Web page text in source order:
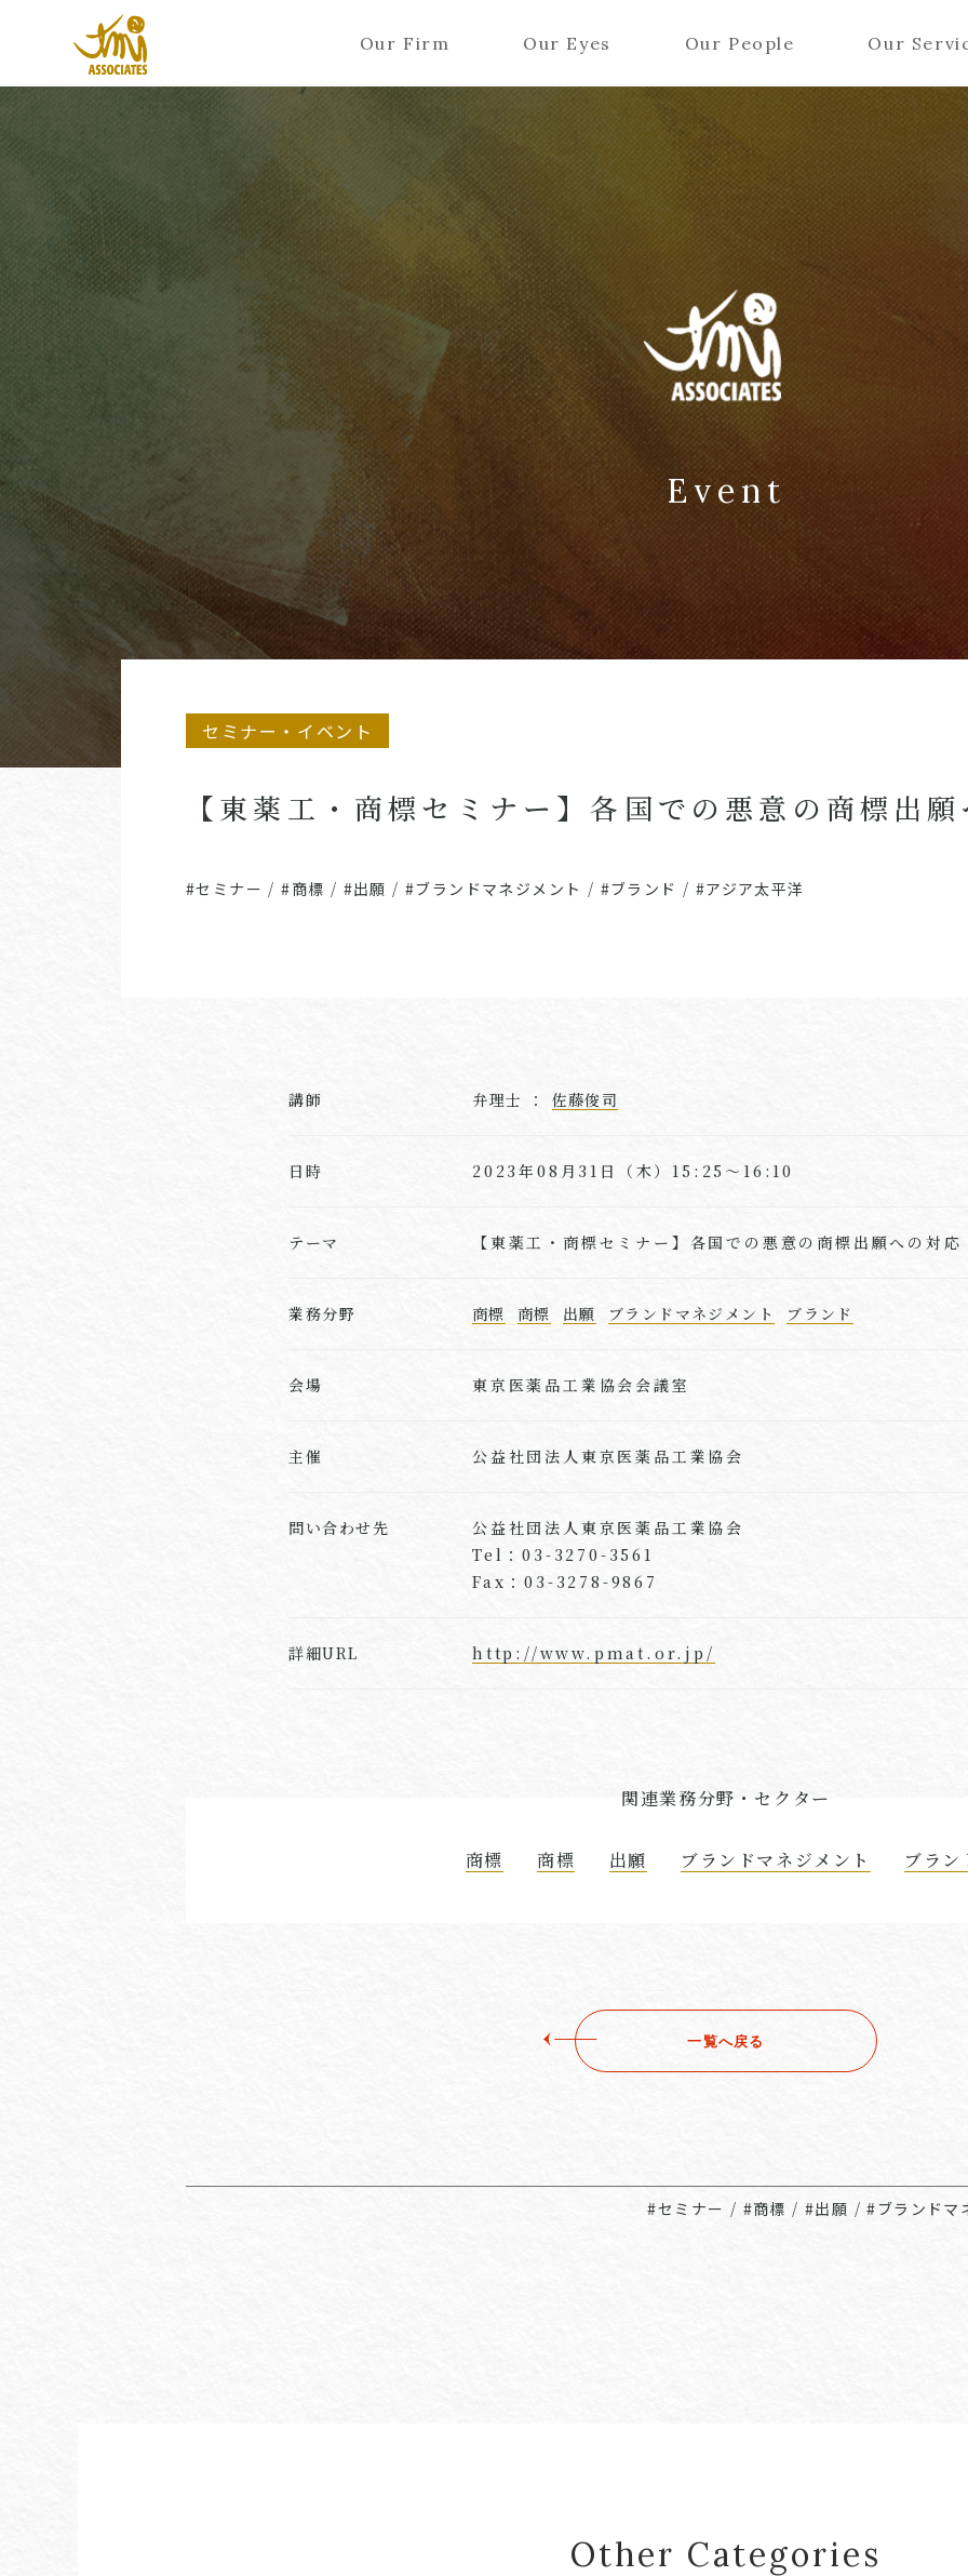
Our Firm Our Eyes Our People Our
Event
セミナー・イベント
【東薬工・商標セミナー】各国での悪意の商標出
#セミナー /#商標 / #出願 /#ブランドマネジメント / #ブランド / #アジア太平洋
講師 弁理⼠ ： 佐藤俊司
日時 2023年08月31日（木）15:25～16:10
テーマ 【東薬工・商標セミナー】各国での悪意の商標出願への対応
業務分野 商標 商標 出願 ブランドマネジメント ブランド
会場 東京医薬品工業協会会議室
主催 公益社団法人東京医薬品工業協会
問い合わせ先
公益社団法人東京医薬品工業協会
Tel：03-3270-3561
Fax：03-3278-9867
詳細URL http://www.pmat.or.jp/
関連業務分野・セクター
商標 商標 出願 ブランドマネジメント ブラン
一覧へ戻る
#セミナー / #商標 / #出願 /#ブランドマ
Other Categories